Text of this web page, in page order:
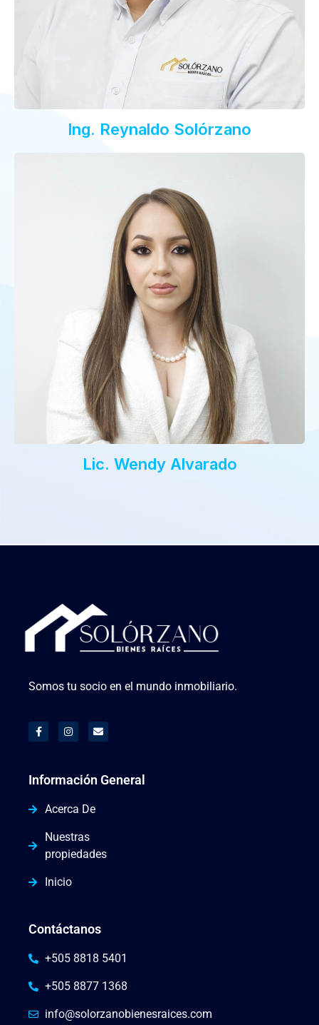
Ing. Reynaldo Solórzano
Lic. Wendy Alvarado
Somos tu socio en el mundo inmobiliario.
Información General
Acerca De
Nuestras
propiedades
Inicio
Contáctanos
+505 8818 5401
+505 8877 1368
info@solorzanobienesraices.com